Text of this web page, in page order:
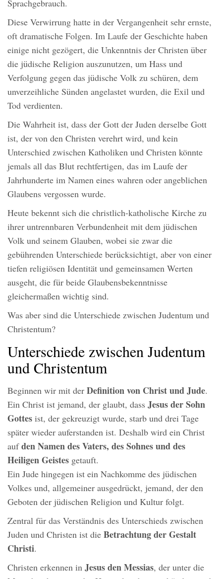
Sprachgebrauch.
Diese Verwirrung hatte in der Vergangenheit sehr ernste,
oft dramatische Folgen. Im Laufe der Geschichte haben
einige nicht gezögert, die Unkenntnis der Christen über
die jüdische Religion auszunutzen, um Hass und
Verfolgung gegen das jüdische Volk zu schüren, dem
unverzeihliche Sünden angelastet wurden, die Exil und
Tod verdienten.
Die Wahrheit ist, dass der Gott der Juden derselbe Gott
ist, der von den Christen verehrt wird, und kein
Unterschied zwischen Katholiken und Christen könnte
jemals all das Blut rechtfertigen, das im Laufe der
Jahrhunderte im Namen eines wahren oder angeblichen
Glaubens vergossen wurde.
Heute bekennt sich die christlich-katholische Kirche zu
ihrer untrennbaren Verbundenheit mit dem jüdischen
Volk und seinem Glauben, wobei sie zwar die
gebührenden Unterschiede berücksichtigt, aber von einer
tiefen religiösen Identität und gemeinsamen Werten
ausgeht, die für beide Glaubensbekenntnisse
gleichermaßen wichtig sind.
Was aber sind die Unterschiede zwischen Judentum und
Christentum?
Unterschiede zwischen Judentum
und Christentum
Beginnen wir mit der Definition von Christ und Jude.
Ein Christ ist jemand, der glaubt, dass Jesus der Sohn
Gottes ist, der gekreuzigt wurde, starb und drei Tage
später wieder auferstanden ist. Deshalb wird ein Christ
aufden Namen des Vaters, des Sohnes und des
Heiligen Geistes getauft.
Ein Jude hingegen ist ein Nachkomme des jüdischen
Volkes und, allgemeiner ausgedrückt, jemand, der den
Geboten der jüdischen Religion und Kultur folgt.
Zentral für das Verständnis des Unterschieds zwischen
Juden und Christen ist die Betrachtung der Gestalt
Christi.
Christen erkennen in Jesus den Messias, der unter die